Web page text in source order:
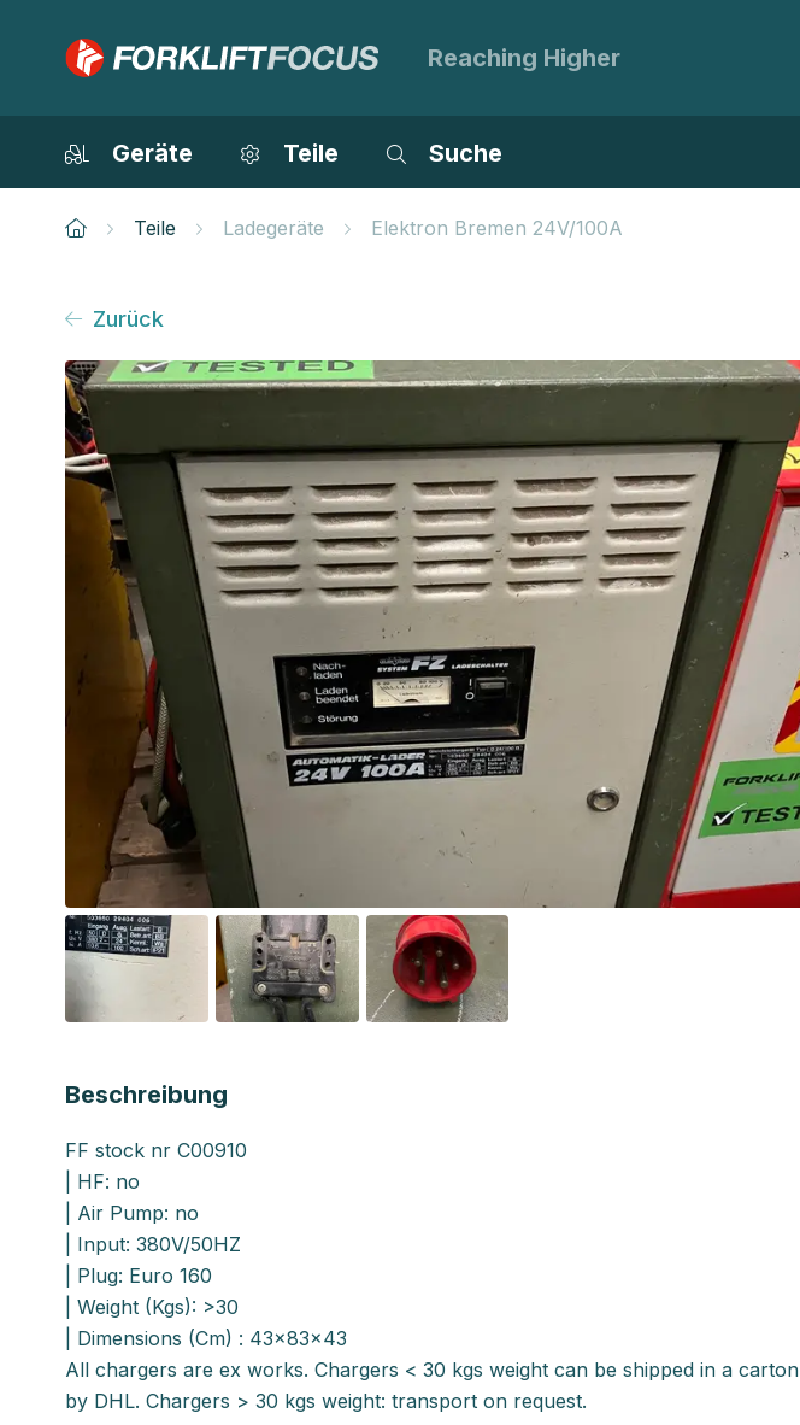
Reaching Higher
Geräte Teile Suche
Teile Ladegeräte Elektron Bremen 24V/100A
Zurück
Beschreibung
FF stock nr C00910
| HF: no
| Air Pump: no
| Input: 380V/50HZ
| Plug: Euro 160
| Weight (Kgs): >30
| Dimensions (Cm) : 43x83x43
All chargers are ex works. Chargers < 30 kgs weight can be shipped in a carton
by DHL. Chargers > 30 kgs weight: transport on request.